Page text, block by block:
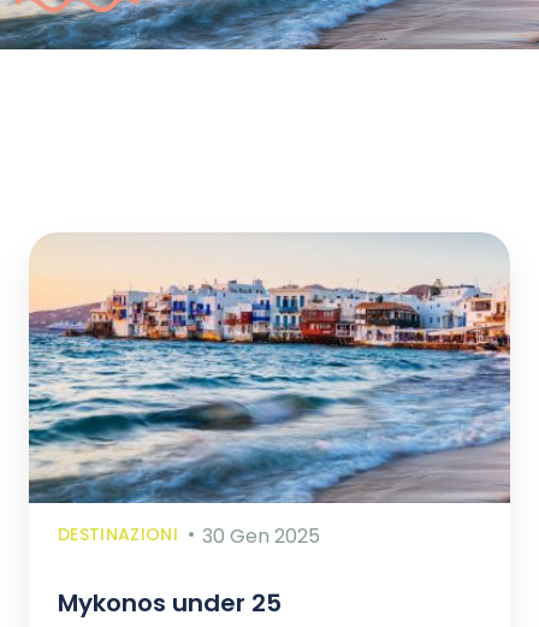
DESTINAZIONI 30 Gen 2025
Mykonos under 25